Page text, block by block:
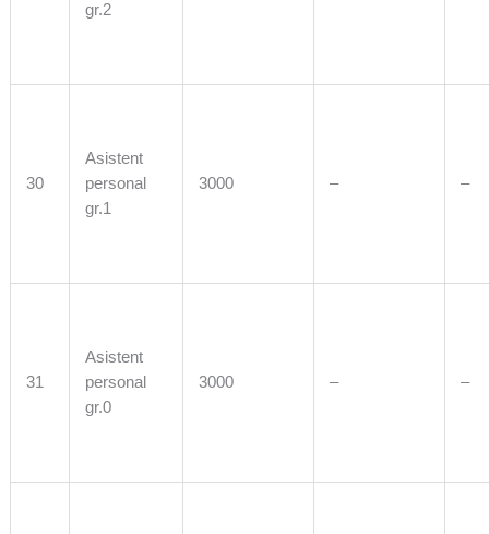
gr.2
30
Asistent
personal
gr.1
3000 – –
31
Asistent
personal
gr.0
3000 – –